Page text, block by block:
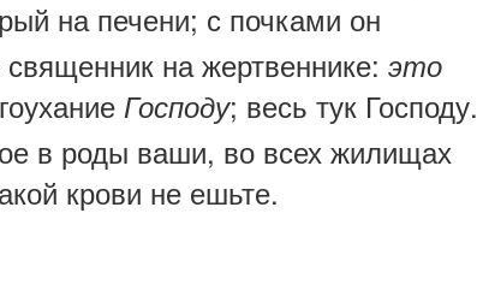
на печени; с почками он
на жертвеннике: это
Господу; весь тук Господу.
в роды ваши, во всех жилищах
крови не ешьте.